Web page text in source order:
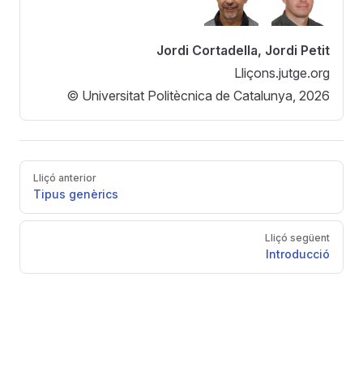
Jordi Cortadella, Jordi Petit
Lliçons.jutge.org
© Universitat Politècnica de Catalunya, 2026
Pager
Lliçó anterior
Tipus genèrics
Lliçó següent
Introducció